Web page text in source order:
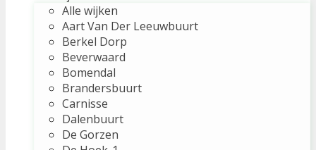
Alle wijken
Aart Van Der Leeuwbuurt
Berkel Dorp
Beverwaard
Bomendal
Brandersbuurt
Carnisse
Dalenbuurt
De Gorzen